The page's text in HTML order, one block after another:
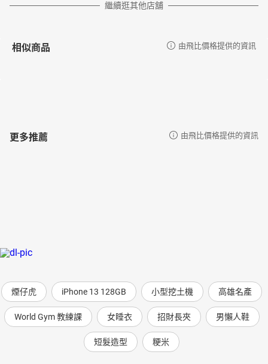
繼續逛其他店舖
相似商品 由飛比價格提供的資訊
更多推薦 由飛比價格提供的資訊
煙仔虎 iPhone 13 128GB 小型挖土機 高雄名產
World Gym 教練課 女睡衣 招財長夾 男懶人鞋
短髮造型 粳米